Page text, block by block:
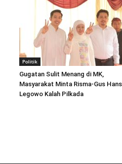
Politik
Gugatan Sulit Menang di MK,
Masyarakat Minta Risma-Gus Hans
Legowo Kalah Pilkada